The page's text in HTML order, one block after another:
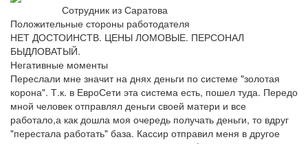
Сотрудник из Саратова
Положительные стороны работодателя
НЕТ ДОСТОИНСТВ. ЦЕНЫ ЛОМОВЫЕ. ПЕРСОНАЛ
БЫДЛОВАТЫЙ.
Негативные моменты
Переслали мне значит на днях деньги по системе "золотая
корона". Т.к. в ЕвроСети эта система есть, пошел туда. Передо
мной человек отправлял деньги своей матери и все
работало,а как дошла моя очередь получать деньги, то вдруг
"перестала работать" база. Кассир отправил меня в другое